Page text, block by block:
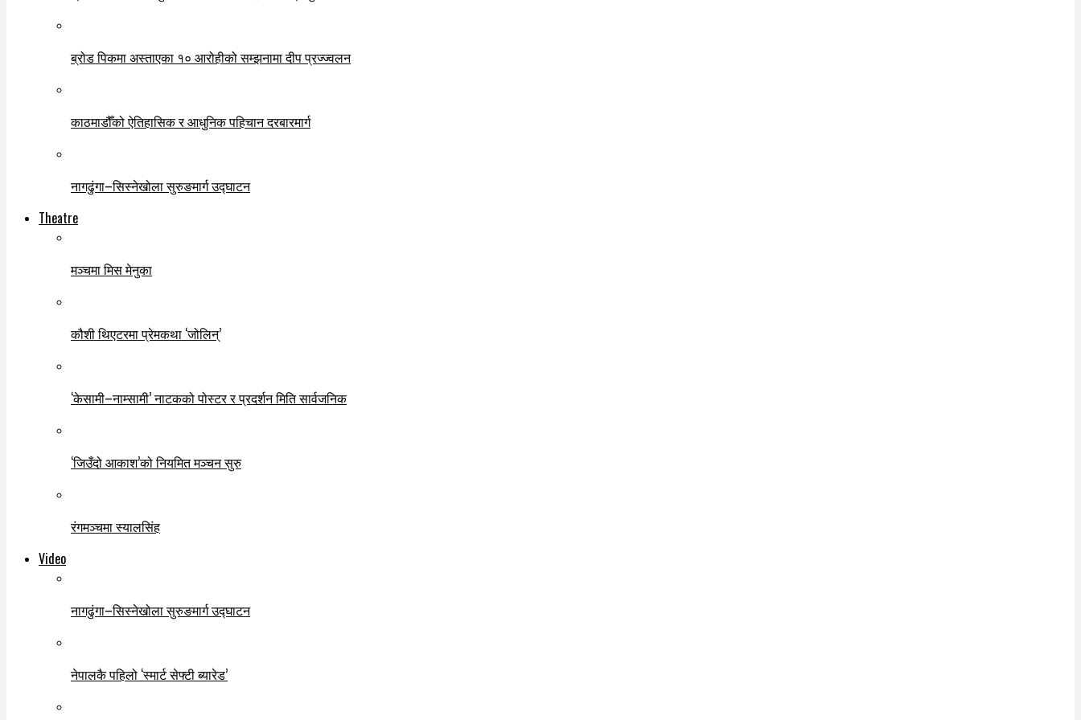
ब्रोड पिकमा अस्ताएका १० आरोहीको सम्झनामा दीप प्रज्ज्वलन
काठमाडौँको ऐतिहासिक र आधुनिक पहिचान दरबारमार्ग
नागढुंगा–सिस्नेखोला सुरुङमार्ग उद्घाटन
Theatre
मञ्चमा मिस मेनुका
कौशी थिएटरमा प्रेमकथा ‘जोलिन्’
‘केसामी–नाम्सामी’ नाटकको पोस्टर र प्रदर्शन मिति सार्वजनिक
‘जिउँदो आकाश’को नियमित मञ्चन सुरु
रंगमञ्चमा स्यालसिंह
Video
नागढुंगा–सिस्नेखोला सुरुङमार्ग उद्घाटन
नेपालकै पहिलो ‘स्मार्ट सेफ्टी ब्यारेड’